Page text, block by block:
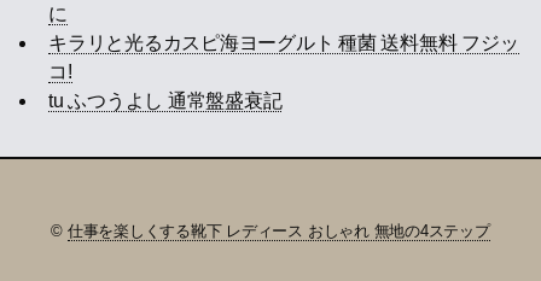
に
キラリと光るカスピ海ヨーグルト 種菌 送料無料 フジッ
コ!
tu ふつうよし 通常盤盛衰記
© 仕事を楽しくする靴下 レディース おしゃれ 無地の4ステップ